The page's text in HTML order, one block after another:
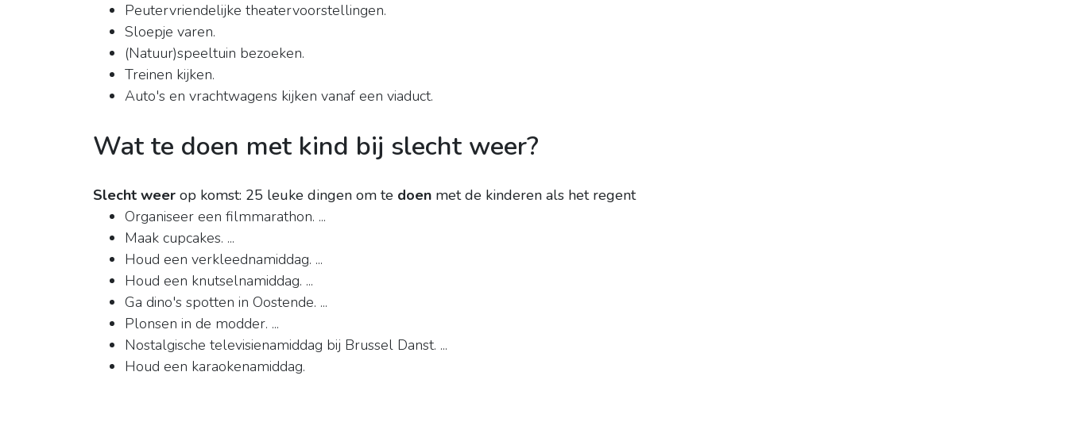
Peutervriendelijke theatervoorstellingen.
Sloepje varen.
(Natuur)speeltuin bezoeken.
Treinen kijken.
Auto's en vrachtwagens kijken vanaf een viaduct.
Wat te doen met kind bij slecht weer?
Slecht weer op komst: 25 leuke dingen om te doen met de kinderen als het regent
Organiseer een filmmarathon. ...
Maak cupcakes. ...
Houd een verkleednamiddag. ...
Houd een knutselnamiddag. ...
Ga dino's spotten in Oostende. ...
Plonsen in de modder. ...
Nostalgische televisienamiddag bij Brussel Danst. ...
Houd een karaokenamiddag.